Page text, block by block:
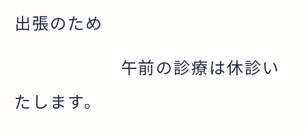
出張のため
午前の診療は休診い
たします。